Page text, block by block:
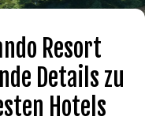
Resort
Details zu
Hotels